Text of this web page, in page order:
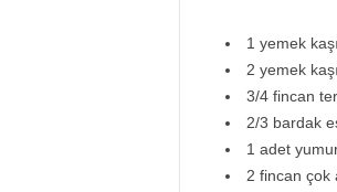
1 yemek
2 yemek
3/4 fincan
2/3 bardak
1 adet
2 fincan çok